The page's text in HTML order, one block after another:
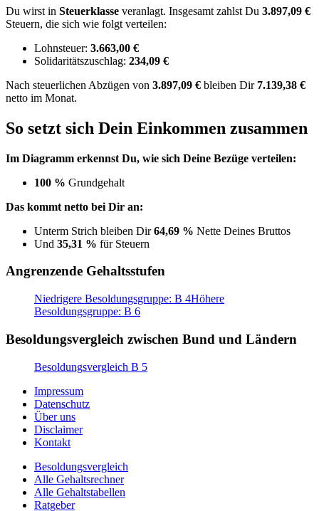
Du wirst in Steuerklasse veranlagt. Insgesamt zahlst Du 3.897,09 €
Steuern, die sich wie folgt verteilen:
Lohnsteuer: 3.663,00 €
Solidaritätszuschlag: 234,09 €
Nach steuerlichen Abzügen von 3.897,09 € bleiben Dir 7.139,38 €
netto im Monat.
So setzt sich Dein Einkommen zusammen
Im Diagramm erkennst Du, wie sich Deine Bezüge verteilen:
100 % Grundgehalt
Das kommt netto bei Dir an:
Unterm Strich bleiben Dir64,69 % Nette Deines Bruttos
Und 35,31 % für Steuern
Angrenzende Gehaltsstufen
Niedrigere Besoldungsgruppe: B 4Höhere
Besoldungsgruppe: B 6
Besoldungsvergleich zwischen Bund und Ländern
Besoldungsvergleich B 5
Impressum
Datenschutz
Über uns
Disclaimer
Kontakt
Besoldungsvergleich
Alle Gehaltsrechner
Alle Gehaltstabellen
Ratgeber